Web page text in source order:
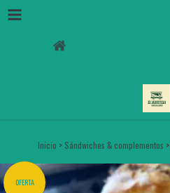
Inicio > Sándwiches & complementos >
OFERTA